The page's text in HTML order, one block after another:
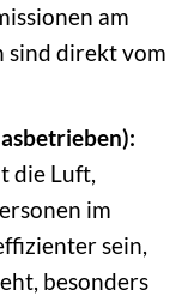
am
sind direkt vom
die Luft,
im
sein,
besonders